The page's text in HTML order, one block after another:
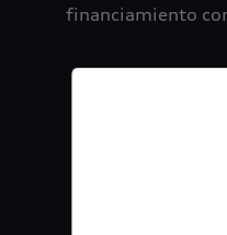
financiamiento